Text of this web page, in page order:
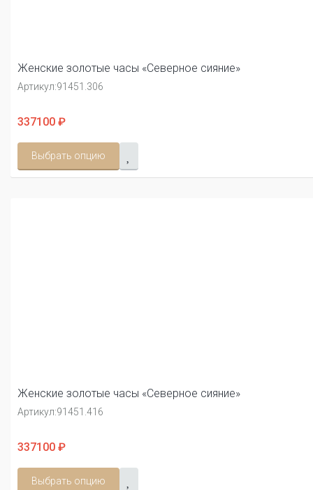
Женские золотые часы «Северное сияние»
Артикул:91451.306
337100 ₽
Выбрать опцию
Женские золотые часы «Северное сияние»
Артикул:91451.416
337100 ₽
Выбрать опцию